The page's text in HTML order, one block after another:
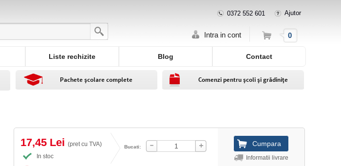
0372 552 601 Ajutor
Intra in cont Cos 0
Liste rechizite Blog Contact
Pachete școlare complete Comenzi pentru școli și grădinițe
17,45 Lei (pret cu TVA)
In stoc
Bucati:
Informatii livrare